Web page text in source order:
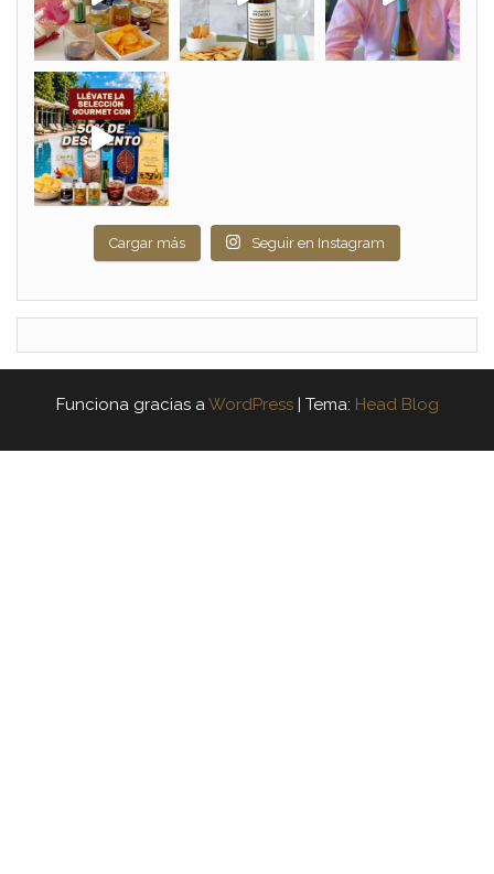
Cargar más Seguir en Instagram
Funciona gracias a WordPress | Tema: Head Blog